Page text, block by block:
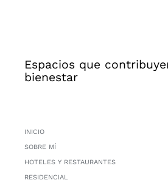
Espacios que
bienestar
INICIO
SOBRE MÍ
HOTELES Y RESTAURANTES
RESIDENCIAL